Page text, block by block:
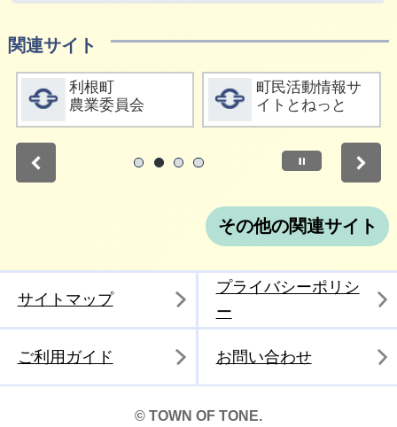
関連サイト
詳細をみる
利根町
農業委員会
詳細をみる
町民活動情報サ
イトとねっと
停止
その他の関連サイト
サイトマップ
プライバシーポリシ
ー
ご利用ガイド お問い合わせ
© TOWN OF TONE.